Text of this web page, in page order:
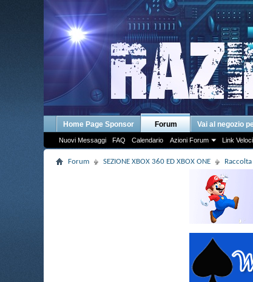
Home Page Sponsor Forum
Nuovi Messaggi FAQ Calendario Azioni Forum Link Veloci
Vai al negozio
Forum SEZIONE XBOX 360 ED XBOX ONE